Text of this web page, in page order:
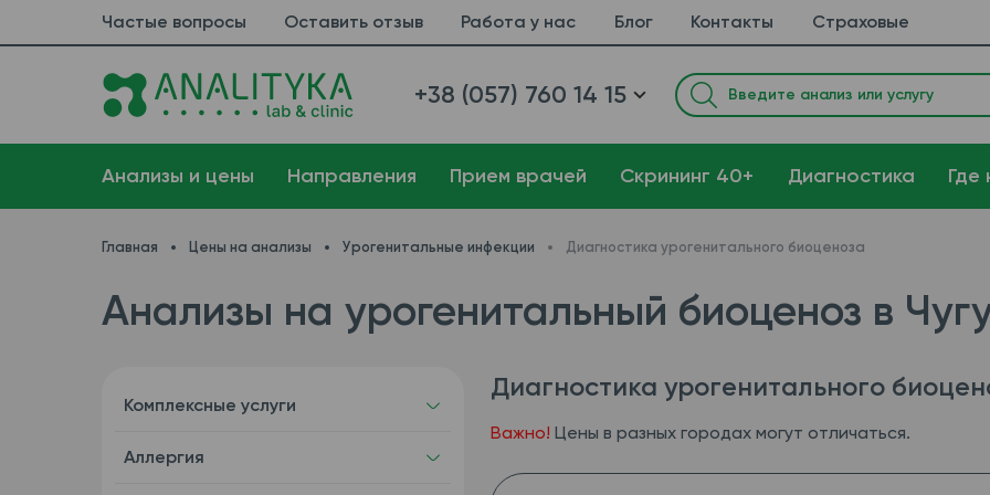
Частые вопросы Оставить отзыв Работа у нас Блог Контакты Страховые
+38 (057) 760 14 15
Анализы и цены Направления Прием врачей Cкрининг 40+ Диагностика Где
Главная Цены на анализы Урогенитальные инфекции Диагностика урогенитального биоценоза
Анализы на урогенитальный биоценоз в
Комплексные услуги
Аллергия
Диагностика урогенитального
Важно! Цены в разных городах могут отличаться.